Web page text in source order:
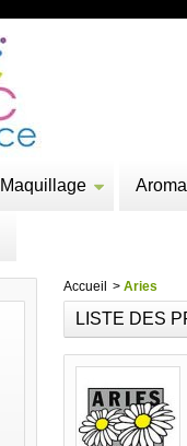
Maquillage
Accueil > Aries
LISTE DES